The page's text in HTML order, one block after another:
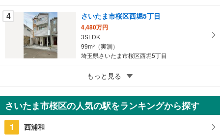
4 さいたま市桜区西堀5丁目
4,480万円
3SLDK
99m2
（実測）
埼玉県さいたま市桜区西堀5丁目
さいたま市桜区大字五関
2,300万円
4LDK
91.91m2（登記）
埼玉県さいたま市桜区大字五関
もっと見る
さいたま市桜区の人気の駅をランキングから探す
1 西浦和